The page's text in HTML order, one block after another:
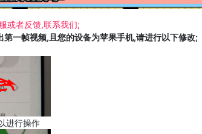
或者反馈,联系我们;
一帧视频,且您的设备为苹果手机,请进行以下修改;
进行操作